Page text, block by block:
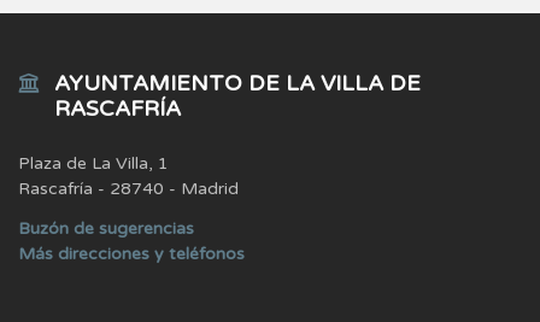
AYUNTAMIENTO DE LA VILLA DE
RASCAFRÍA
Plaza de La Villa, 1
Rascafría - 28740 - Madrid
Buzón de sugerencias
Más direcciones y teléfonos